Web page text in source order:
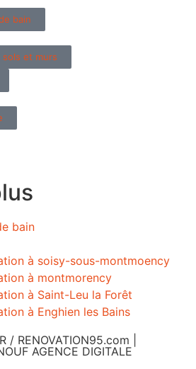
bain
et murs
bain
à soisy-sous-montmoency
à montmorency
à Saint-Leu la Forêt
à Enghien les Bains
RENOVATION95.com |
AGENCE DIGITALE